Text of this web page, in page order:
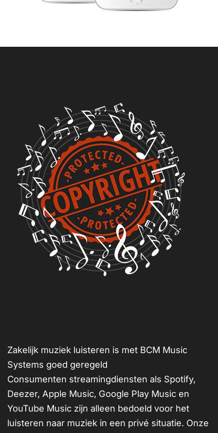
Zakelijk muziek luisteren is met BCM Music
Systems goed geregeld
Consumenten streamingdiensten als Spotify,
Deezer, Apple Music, Google Play Music en
YouTube Music zijn alleen bedoeld voor het
luisteren naar muziek in een privé situatie. Onze